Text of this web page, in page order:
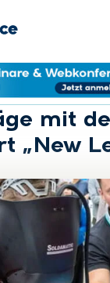
Suchen
mit
„New